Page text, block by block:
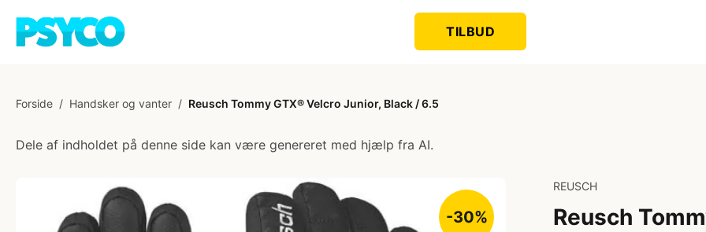
TILBUD
Forside / Handsker og vanter / Reusch Tommy GTX® Velcro Junior, Black / 6.5
Dele af indholdet på denne side kan være genereret med hjælp fra AI.
-30%
REUSCH
Reusch